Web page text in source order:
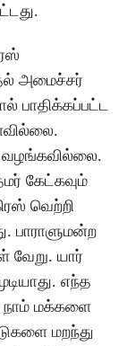
அமைச்சர்
பாதிக்கப்பட்ட
வழங்கவில்லை.
கேட்கவும்
வெற்றி
பாராளுமன்ற
வேறு. யார்
எந்த
நாம் மக்களை
மறந்து